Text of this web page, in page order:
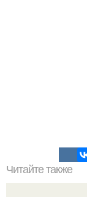
Читайте также